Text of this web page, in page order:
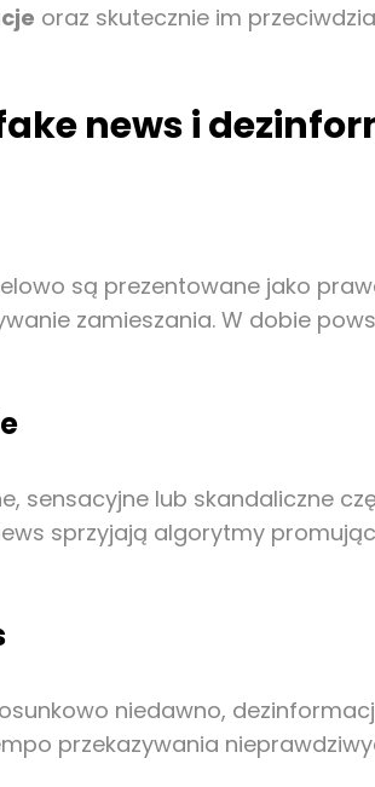
oraz skutecznie im
news i
są prezentowane jako
zamieszania. W dobie
sensacyjne lub skandaliczne
sprzyjają algorytmy
niedawno,
przekazywania